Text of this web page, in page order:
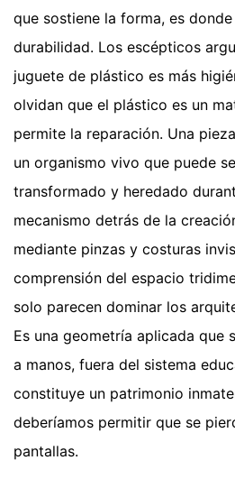
que sostiene la forma, es
durabilidad. Los escépticos
juguete de plástico es más
olvidan que el plástico es un
permite la reparación. Una
un organismo vivo que puede
transformado y heredado
mecanismo detrás de la
mediante pinzas y costuras
comprensión del espacio
solo parecen dominar los
Es una geometría aplicada que
a manos, fuera del sistema
constituye un patrimonio
deberíamos permitir que se
pantallas.